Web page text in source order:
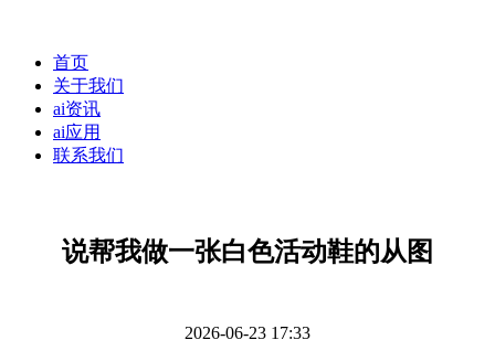
首页
关于我们
ai资讯
ai应用
联系我们
说帮我做一张白色活动鞋的从图
2026-06-23 17:33